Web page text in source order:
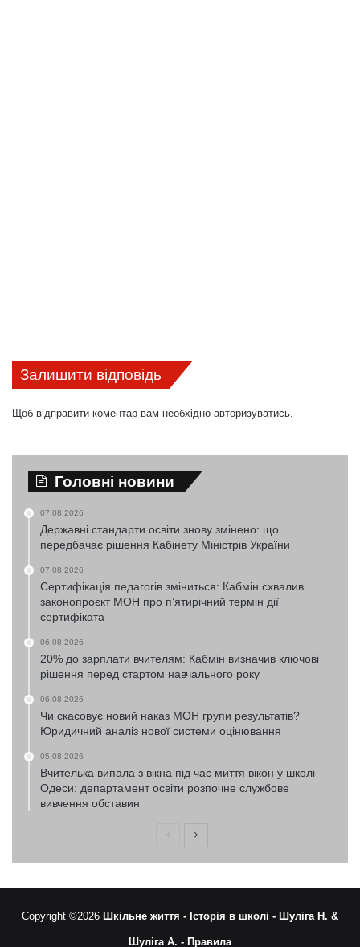
Залишити відповідь
Щоб відправити коментар вам необхідно авторизуватись.
Головні новини
07.08.2026
Державні стандарти освіти знову змінено: що
передбачає рішення Кабінету Міністрів України
07.08.2026
Сертифікація педагогів зміниться: Кабмін схвалив
законопроєкт МОН про п’ятирічний термін дії
сертифіката
06.08.2026
20% до зарплати вчителям: Кабмін визначив ключові
рішення перед стартом навчального року
06.08.2026
Чи скасовує новий наказ МОН групи результатів?
Юридичний аналіз нової системи оцінювання
05.08.2026
Вчителька випала з вікна під час миття вікон у школі
Одеси: департамент освіти розпочне службове
вивчення обставин
ПопередняНаступна
Copyright ©2026 Шкільне життя - Історія в школі - Шуліга Н. &
Шуліга А. - Правила